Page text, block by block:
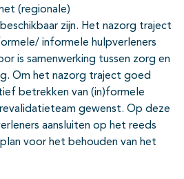
(regionale)
zijn. Het nazorg traject
informele hulpverleners
is samenwerking tussen zorg en
Om het nazorg traject goed
betrekken van (in)formele
gewenst. Op deze
aansluiten op het reeds
voor het behouden van het